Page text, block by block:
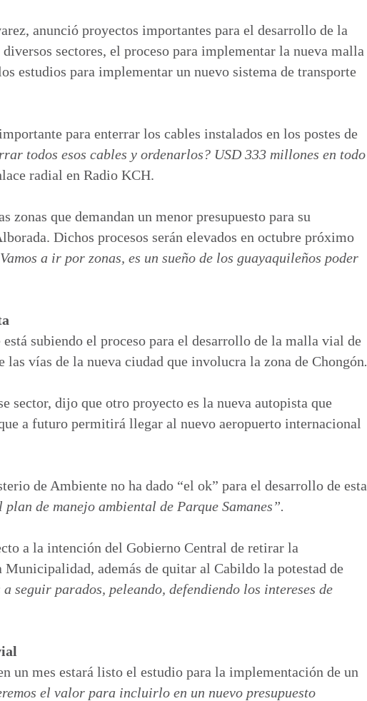
anunció proyectos importantes para el desarrollo de la
sectores, el proceso para implementar la nueva malla
estudios para implementar un nuevo sistema de transporte
para enterrar los cables instalados en los postes de
todos esos cables y ordenarlos? USD 333 millones en todo
radial en Radio KCH.
zonas que demandan un menor presupuesto para su
Dichos procesos serán elevados en octubre próximo
a ir por zonas, es un sueño de los guayaquileños poder
subiendo el proceso para el desarrollo de la malla vial de
las vías de la nueva ciudad que involucra la zona de Chongón.
sector, dijo que otro proyecto es la nueva autopista que
a futuro permitirá llegar al nuevo aeropuerto internacional
de Ambiente no ha dado “el ok” para el desarrollo de esta
de manejo ambiental de Parque Samanes”.
a la intención del Gobierno Central de retirar la
Municipalidad, además de quitar al Cabildo la potestad de
a seguir parados, peleando, defendiendo los intereses de
un mes estará listo el estudio para la implementación de un
el valor para incluirlo en un nuevo presupuesto